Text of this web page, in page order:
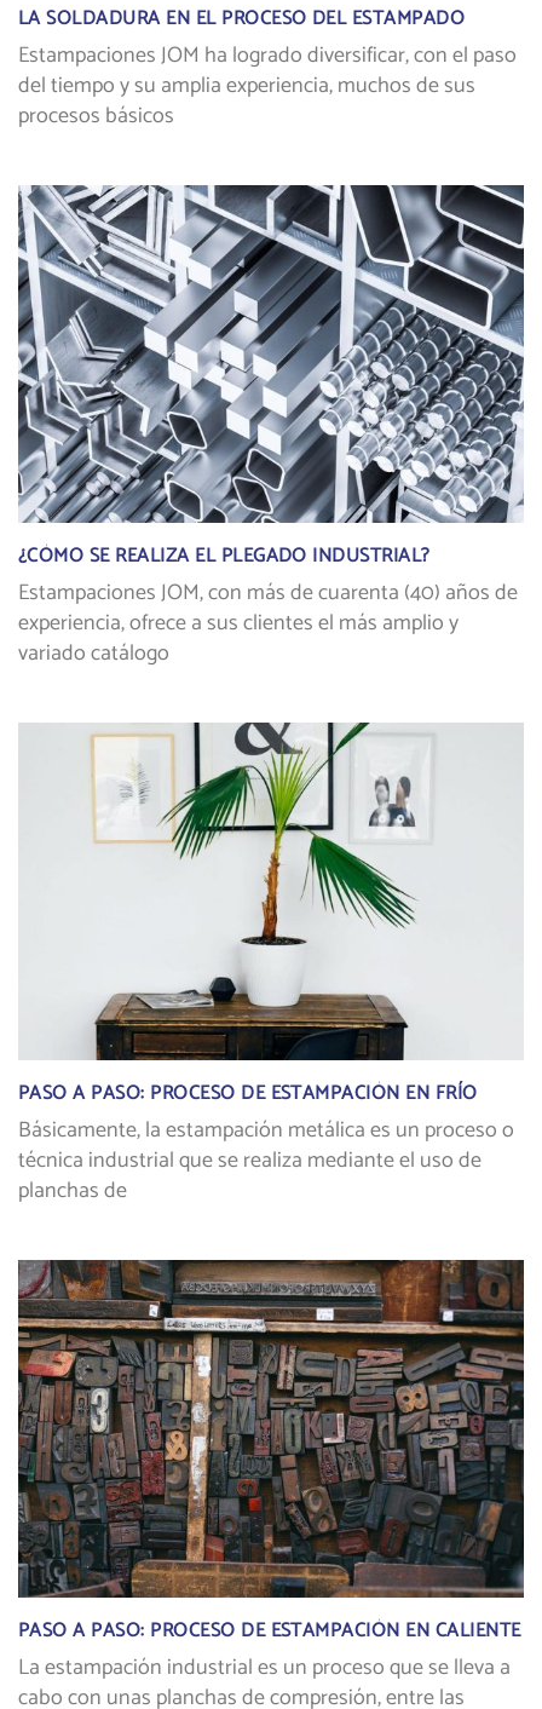
LA SOLDADURA EN EL PROCESO DEL ESTAMPADO
Estampaciones JOM ha logrado diversificar, con el paso
del tiempo y su amplia experiencia, muchos de sus
procesos básicos
¿CÓMO SE REALIZA EL PLEGADO INDUSTRIAL?
Estampaciones JOM, con más de cuarenta (40) años de
experiencia, ofrece a sus clientes el más amplio y
variado catálogo
PASO A PASO: PROCESO DE ESTAMPACIÓN EN FRÍO
Básicamente, la estampación metálica es un proceso o
técnica industrial que se realiza mediante el uso de
planchas de
PASO A PASO: PROCESO DE ESTAMPACIÓN EN CALIENTE
La estampación industrial es un proceso que se lleva a
cabo con unas planchas de compresión, entre las